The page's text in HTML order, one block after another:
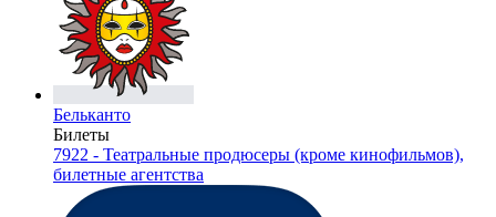
Бельканто
Билеты
7922 - Театральные продюсеры (кроме кинофильмов),
билетные агентства